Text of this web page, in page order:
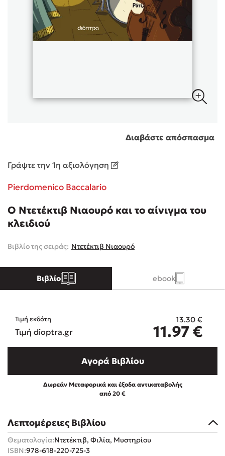
Ιωάννης Γλωσσόπουλος
Ένας γίγαντας στο σχολείο
Δανάη Δεληγεώργη
Πάνω, κάτω, μπροστά, πίσω
Mel Robbins
Η μέθοδος Αφήστε τους
Διαβάστε απόσπασμα
Γράψτε την 1η αξιολόγηση
Pierdomenico Baccalario
Ο Ντετέκτιβ Νιαουρό και το αίνιγμα του
κλειδιού
Βιβλίο της σειράς: Ντετέκτιβ Νιαουρό
Βιβλίο ebook
Λεπτομέρειες Βιβλίου
Θεματολογία:Ντετέκτιβ, Φιλία, Μυστηρίου
ISBN:978-618-220-725-3
Τιμή εκδότη 13.30 €
Τιμή dioptra.gr 11.97 €
Αγορά Βιβλίου
Δωρεάν Μεταφορικά και έξοδα αντικαταβολής
από 20 €